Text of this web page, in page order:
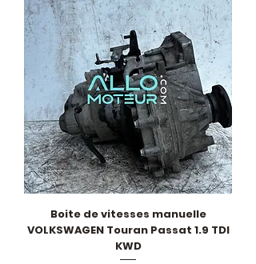
Boite de vitesses manuelle
VOLKSWAGEN Touran Passat 1.9 TDI
KWD